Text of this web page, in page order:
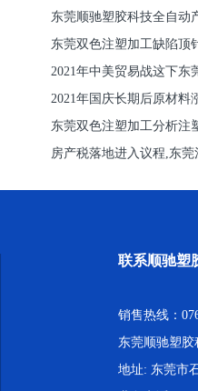
东莞顺驰塑胶科技全自动
东莞双色注塑加工缺陷顶
2021年中美贸易战这下东
2021年国庆长期后原材料
东莞双色注塑加工分析注
房产税落地进入议程,东
联系顺驰塑
销售热线：
东莞顺驰塑胶
地址: 东莞市